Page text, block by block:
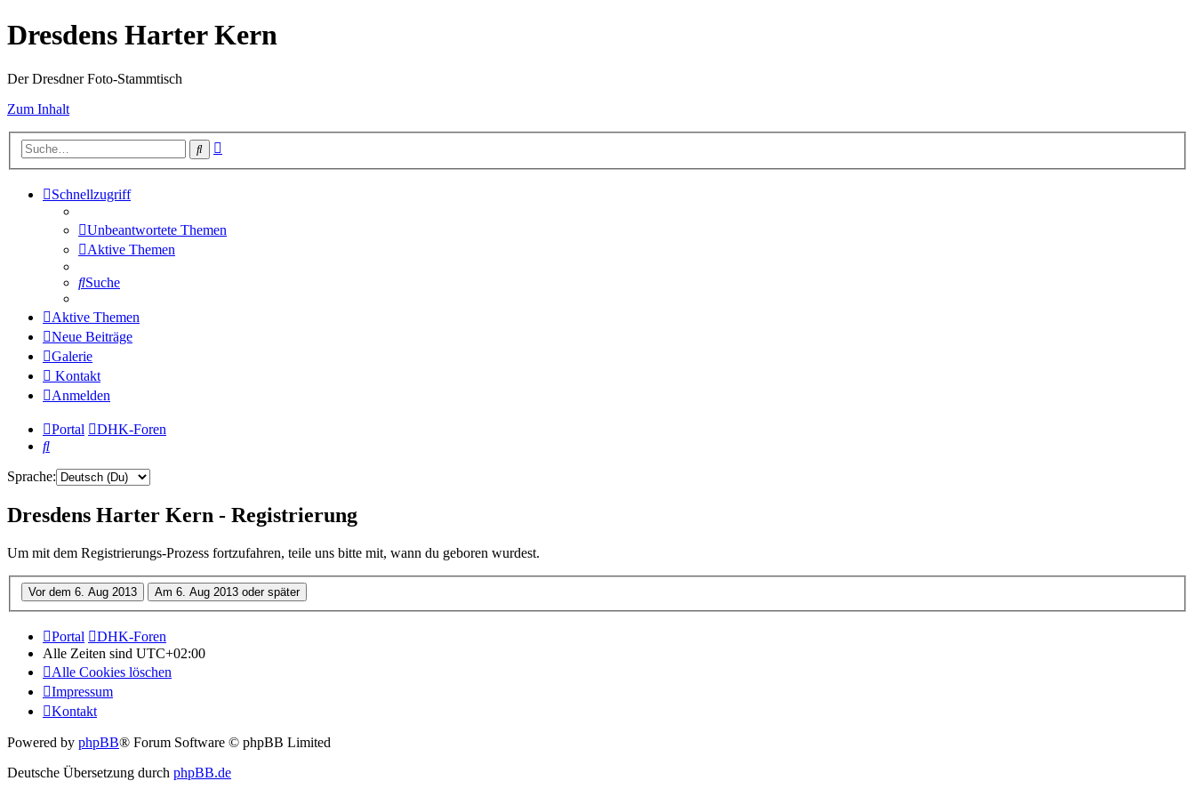
Dresdens Harter Kern
Der Dresdner Foto-Stammtisch
Zum Inhalt
Suche
Schnellzugriff
Unbeantwortete Themen
Aktive Themen
Suche
Aktive Themen
Neue Beiträge
Galerie
Kontakt
Anmelden
Portal
DHK-Foren
Suche
Sprache:
Dresdens Harter Kern - Registrierung
Um mit dem Registrierungs-Prozess fortzufahren, teile uns bitte mit, wann du geboren wurdest.
Portal
DHK-Foren
Alle Zeiten sind UTC+02:00
Alle Cookies löschen
Impressum
Kontakt
Powered by phpBB® Forum Software © phpBB Limited
Deutsche Übersetzung durch phpBB.de